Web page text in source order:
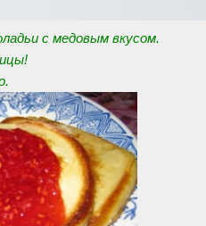
с медовым вкусом.